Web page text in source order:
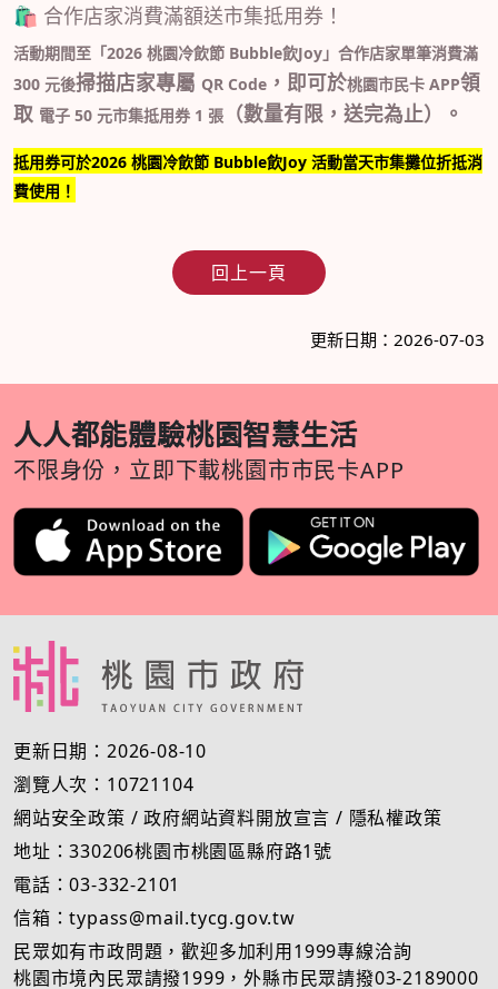
🛍️ 合作店家消費滿額送市集抵用券！
活動期間至 「2026 桃園冷飲節 Bubble飲Joy」合作店家單筆消費滿
300 元後掃描店家專屬 QR Code ， 即可於桃園市民卡 APP領
取 電子 50 元市集抵用券 1 張 （數量有限，送完為止）。
抵用券可於2026 桃園冷飲節 Bubble飲Joy 活動當天市集攤位折抵消
費使用！
回上一頁
更新日期：2026-07-03
人人都能體驗桃園智慧生活
不限身份，立即下載桃園市市民卡APP
更新日期：2026-08-10
瀏覽人次：10721104
網站安全政策 /政府網站資料開放宣言 / 隱私權政策
地址：330206桃園市桃園區縣府路1號
電話：03-332-2101
信箱：typass@mail.tycg.gov.tw
民眾如有市政問題，歡迎多加利用1999專線洽詢
桃園市境內民眾請撥1999，外縣市民眾請撥03-2189000